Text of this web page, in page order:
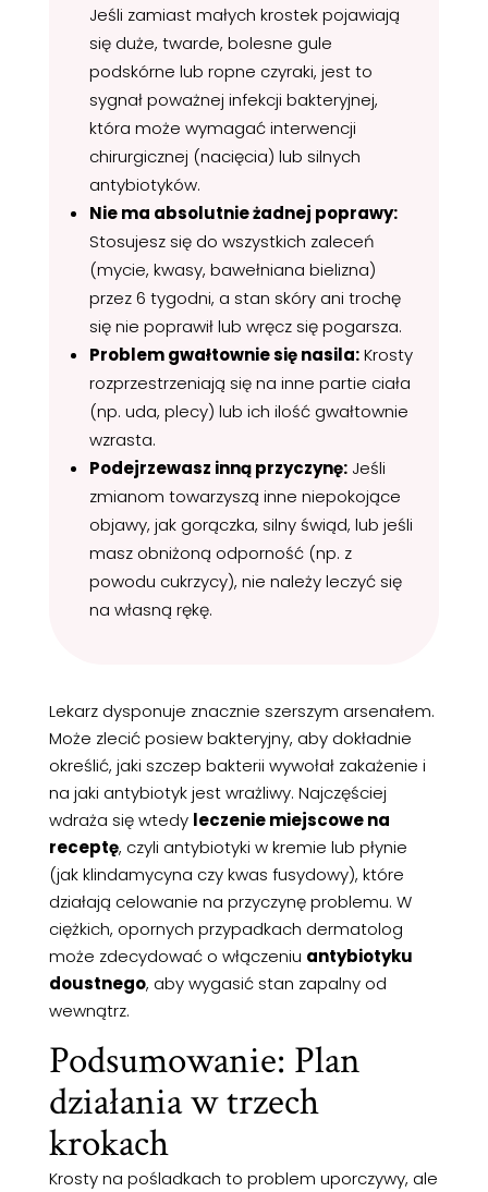
Jeśli zamiast małych krostek pojawiają
się duże, twarde, bolesne gule
podskórne lub ropne czyraki, jest to
sygnał poważnej infekcji bakteryjnej,
która może wymagać interwencji
chirurgicznej (nacięcia) lub silnych
antybiotyków.
Nie ma absolutnie żadnej poprawy:
Stosujesz się do wszystkich zaleceń
(mycie, kwasy, bawełniana bielizna)
przez 6 tygodni, a stan skóry ani trochę
się nie poprawił lub wręcz się pogarsza.
Problem gwałtownie się nasila:Krosty
rozprzestrzeniają się na inne partie ciała
(np. uda, plecy) lub ich ilość gwałtownie
wzrasta.
Podejrzewasz inną przyczynę: Jeśli
zmianom towarzyszą inne niepokojące
objawy, jak gorączka, silny świąd, lub jeśli
masz obniżoną odporność (np. z
powodu cukrzycy), nie należy leczyć się
na własną rękę.
Lekarz dysponuje znacznie szerszym arsenałem.
Może zlecić posiew bakteryjny, aby dokładnie
określić, jaki szczep bakterii wywołał zakażenie i
na jaki antybiotyk jest wrażliwy. Najczęściej
wdraża się wtedy leczenie miejscowe na
receptę, czyli antybiotyki w kremie lub płynie
(jak klindamycyna czy kwas fusydowy), które
działają celowanie na przyczynę problemu. W
ciężkich, opornych przypadkach dermatolog
może zdecydować o włączeniu antybiotyku
doustnego, aby wygasić stan zapalny od
wewnątrz.
Podsumowanie: Plan
działania w trzech
krokach
Krosty na pośladkach to problem uporczywy, ale